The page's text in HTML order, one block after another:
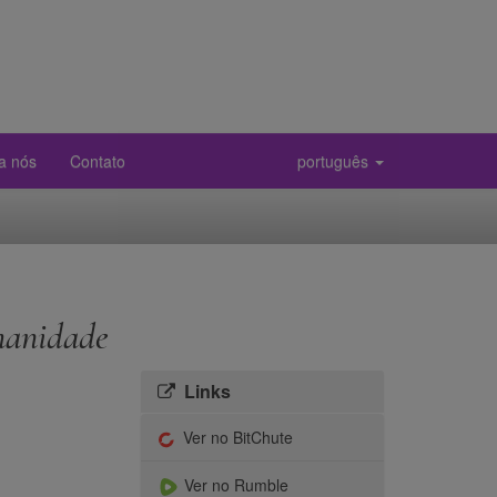
nós Contato português
Links
Ver no BitChute
Ver no Rumble